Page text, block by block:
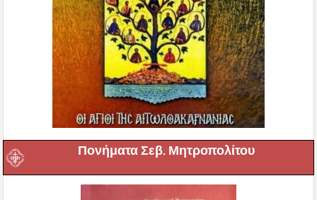
Πονήματα Σεβ. Μητροπολίτου